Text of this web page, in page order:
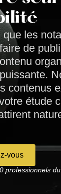
les
de
contenus
étude
vous
professionnels